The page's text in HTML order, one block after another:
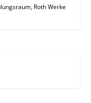
Roth Werke